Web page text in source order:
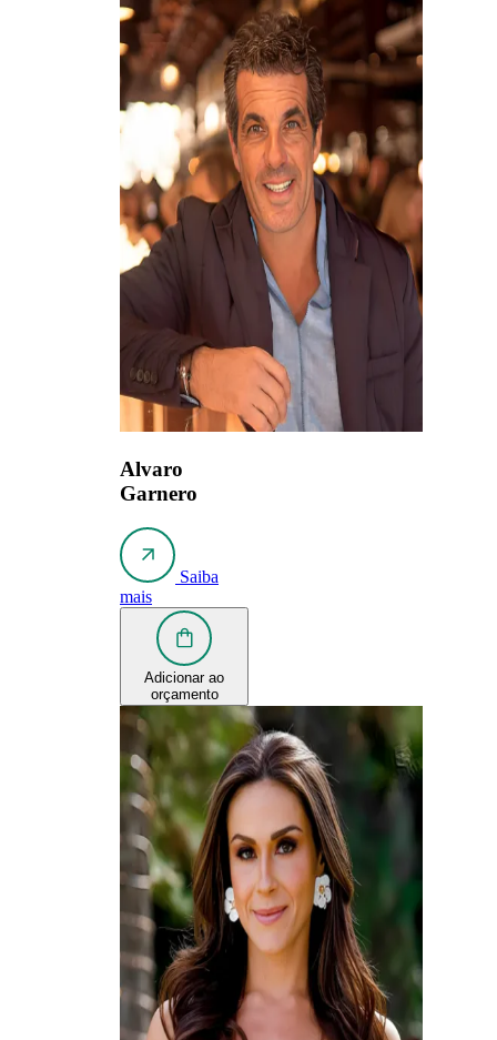
Alvaro
Garnero
Saiba
mais
Adicionar ao
orçamento